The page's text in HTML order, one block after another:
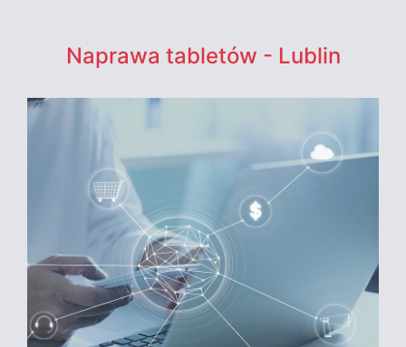
Naprawa tabletów - Lublin